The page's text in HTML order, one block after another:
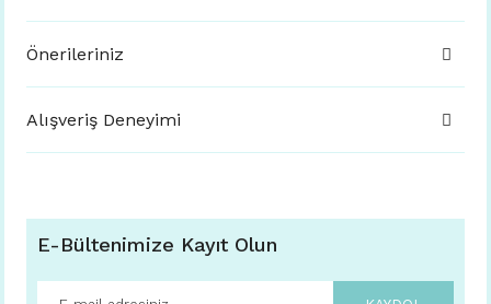
Önerileriniz
Alışveriş Deneyimi
E-Bültenimize Kayıt Olun